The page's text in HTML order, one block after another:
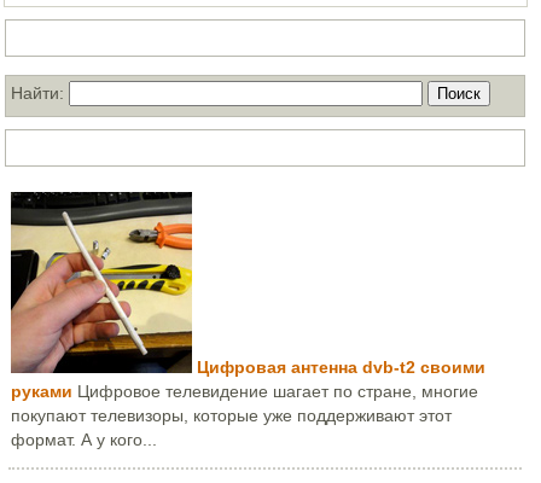
Найти:
Цифровая антенна dvb-t2 своими
руками Цифровое телевидение шагает по стране, многие
покупают телевизоры, которые уже поддерживают этот
формат. А у кого...